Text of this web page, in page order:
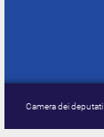
Camera dei